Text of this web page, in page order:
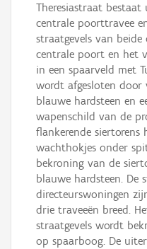
Theresiastraat
centrale poorttravee
straatgevels van beide
centrale poort en het
in een spaarveld met
wordt afgesloten door
blauwe hardsteen en
wapenschild van de
flankerende siertorens
wachthokjes onder
bekroning van de
blauwe hardsteen. De
directeurswoningen
drie traveeën breed.
straatgevels wordt
op spaarboog. De